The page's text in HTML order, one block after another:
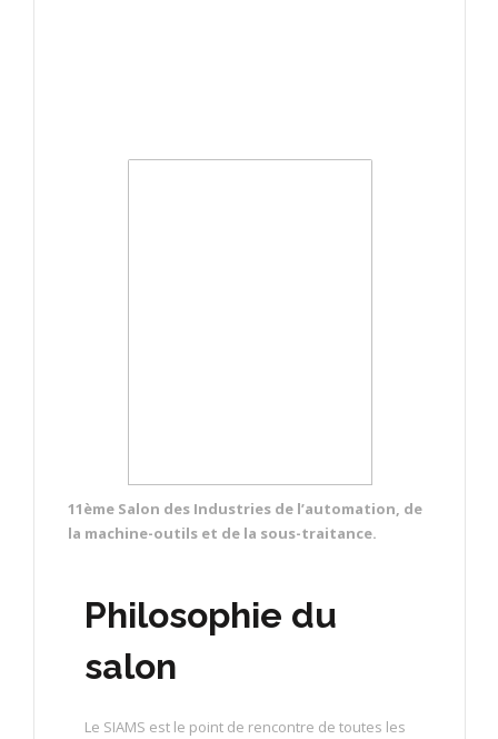
11ème Salon des Industries de l’automation, de
la machine-outils et de la sous-traitance.
Philosophie du
salon
Le SIAMS est le point de rencontre de toutes les